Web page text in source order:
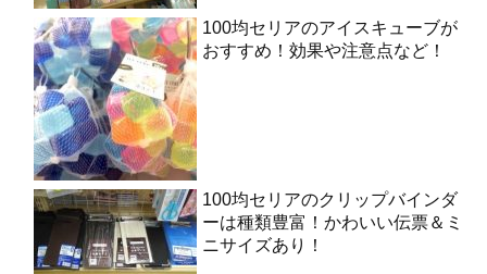
100均セリアのアイスキューブが
おすすめ！効果や注意点など！
100均セリアのクリップバインダ
ーは種類豊富！かわいい伝票＆ミ
ニサイズあり！